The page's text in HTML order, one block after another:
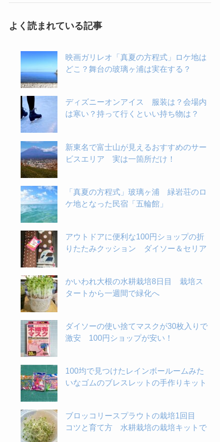
よく読まれている記事
映画ガリレオ「真夏の方程式」ロケ地は
どこ？舞台の玻璃ヶ浦は実在する？
ディズニーオンアイス 服装は？会場内
は寒い？持って行くといい持ち物は？
新東名で富士山が見えるおすすめのサー
ビスエリア 実は一箇所だけ！
「真夏の方程式」玻璃ヶ浦 緑岩荘のロ
ケ地となった民宿「五輪館」
アウトドアに便利な100円ショップの折
りたたみクッション ダイソー＆セリア
かいわれ大根の水耕栽培8日目 栽培ス
タートから一週間で緑化へ
ダイソーの使い捨てマスクが30枚入りで
激安 100円ショップが安い！
100均で見つけたレインボールームみた
いなゴムのブレスレットの手作りキット
ブロッコリースプラウトの栽培1回目
コツと育て方 水耕栽培の栽培キットで